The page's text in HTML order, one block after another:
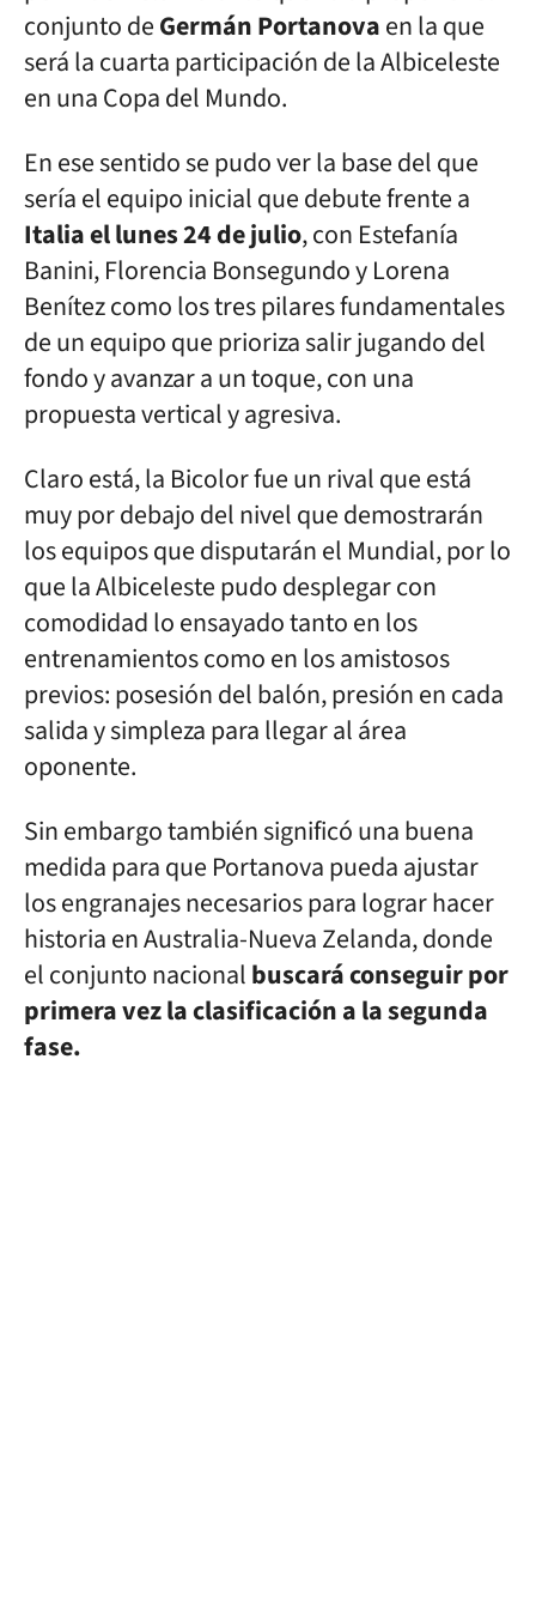
conjunto deGermán Portanovaen la que
será la cuarta participación de la Albiceleste
en una Copa del Mundo.
En ese sentido se pudo ver la base del que
sería el equipo inicial que debute frente a
Italia el lunes 24 de julio, con Estefanía
Banini, Florencia Bonsegundo y Lorena
Benítez como los tres pilares fundamentales
de un equipo que prioriza salir jugando del
fondo y avanzar a un toque, con una
propuesta vertical y agresiva.
Claro está, la Bicolor fue un rival que está
muy por debajo del nivel que demostrarán
los equipos que disputarán el Mundial, por lo
que la Albiceleste pudo desplegar con
comodidad lo ensayado tanto en los
entrenamientos como en los amistosos
previos: posesión del balón, presión en cada
salida y simpleza para llegar al área
oponente.
Sin embargo también significó una buena
medida para que Portanova pueda ajustar
los engranajes necesarios para lograr hacer
historia en Australia-Nueva Zelanda, donde
el conjunto nacionalbuscará conseguir por
primera vez la clasificación a la segunda
fase.